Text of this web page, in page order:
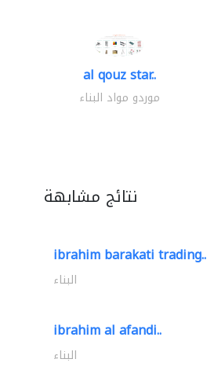
al qouz star..
موردو مواد البناء
نتائج مشابهة
ibrahim barakati trading..
البناء
ibrahim al afandi..
البناء